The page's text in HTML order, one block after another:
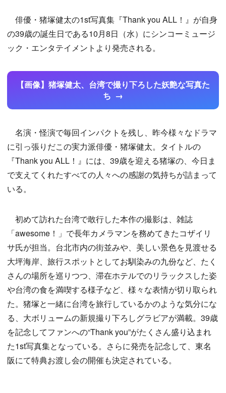
俳優・猪塚健太の1st写真集『Thank you ALL！』が自身
の39歳の誕生日である10月8日（水）にシンコーミュージ
ック・エンタテイメントより発売される。
【画像】猪塚健太、台湾で撮り下ろした妖艶な写真た
ち
名演・怪演で毎回インパクトを残し、昨今様々なドラマ
に引っ張りだこの実力派俳優・猪塚健太。タイトルの
『Thank you ALL！』には、39歳を迎える猪塚の、今日ま
で支えてくれたすべての人々への感謝の気持ちが詰まって
いる。
初めて訪れた台湾で敢行した本作の撮影は、雑誌
「awesome！」で長年カメラマンを務めてきたコザイリ
サ氏が担当。台北市内の街並みや、美しい景色を見渡せる
大坪海岸、旅行スポットとしてお馴染みの九份など、たく
さんの場所を巡りつつ、滞在ホテルでのリラックスした姿
や台湾の食を満喫する様子など、様々な表情が切り取られ
た。猪塚と一緒に台湾を旅行しているかのような気分にな
る、大ボリュームの新規撮り下ろしグラビアが満載。39歳
を記念してファンへの“Thank you”がたくさん盛り込まれ
た1st写真集となっている。さらに発売を記念して、東名
阪にて特典お渡し会の開催も決定されている。